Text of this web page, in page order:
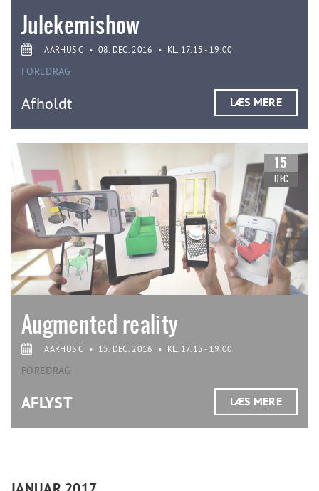
Julekemishow
AARHUS C • 08. DEC. 2016 • KL. 17.15 - 19.00
FOREDRAG
Afholdt LÆS MERE
15
DEC
Augmented reality
AARHUS C • 15. DEC. 2016 • KL. 17.15 - 19.00
FOREDRAG
AFLYST LÆS MERE